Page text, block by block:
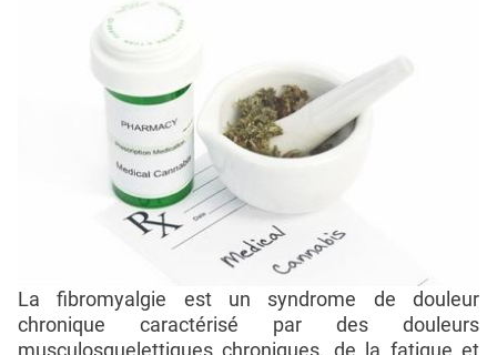
La fibromyalgie est un syndrome de douleur
chronique caractérisé par des douleurs
musculosquelettiques chroniques, de la fatigue et